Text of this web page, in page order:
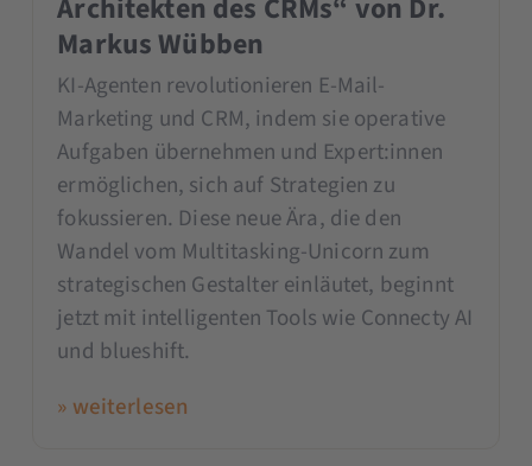
Architekten des CRMs“ von Dr.
Markus Wübben
KI-Agenten revolutionieren E-Mail-
Marketing und CRM, indem sie operative
Aufgaben übernehmen und Expert:innen
ermöglichen, sich auf Strategien zu
fokussieren. Diese neue Ära, die den
Wandel vom Multitasking-Unicorn zum
strategischen Gestalter einläutet, beginnt
jetzt mit intelligenten Tools wie Connecty AI
und blueshift.
» weiterlesen